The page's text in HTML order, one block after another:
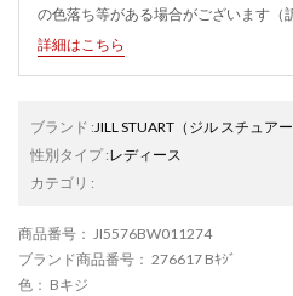
の色落ち等がある場合がございます（
詳細はこちら
ブランド : JILL STUART （ジル スチュアー
性別タイプ:レディース
カテゴリ :
商品番号 ： JI5576BW011274
ブランド商品番号 ： 276617 Bｷｼﾞ
色 ： Bキジ